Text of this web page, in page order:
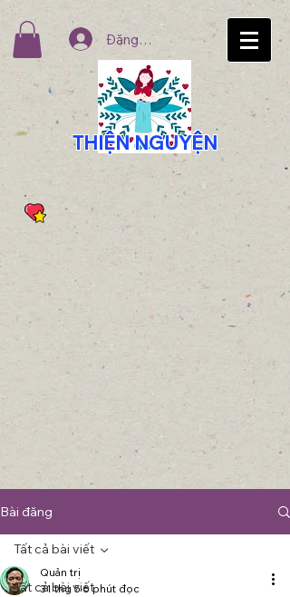
THIỆN NGUYỆN
Đăng nhập
Bài đăng
Tất cả bài viết
Tất cả bài viết
Quản trị
31 thg 56 phút đọc